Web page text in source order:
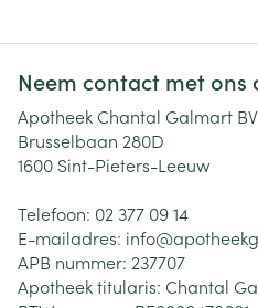
Neem contact met ons
Apotheek Chantal Galmart
Brusselbaan 280D
1600 Sint-Pieters-Leeuw
Telefoon: 02 377 09 14
E-mailadres: info@
APB nummer: 237707
Apotheek titularis: Chantal